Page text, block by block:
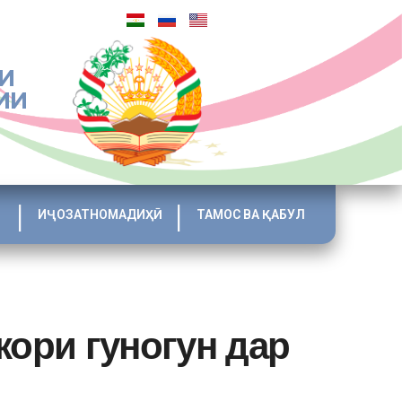
ИҶОЗАТНОМАДИҲӢ ТАМОС ВА ҚАБУЛ
гуногун дар